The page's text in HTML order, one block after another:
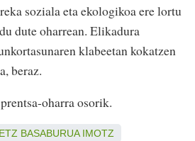
soziala eta ekologikoa ere lortu
dute oharrean. Elikadura
klabeetan kokatzen
beraz.
oharra osorik.
BASABURUA IMOTZ